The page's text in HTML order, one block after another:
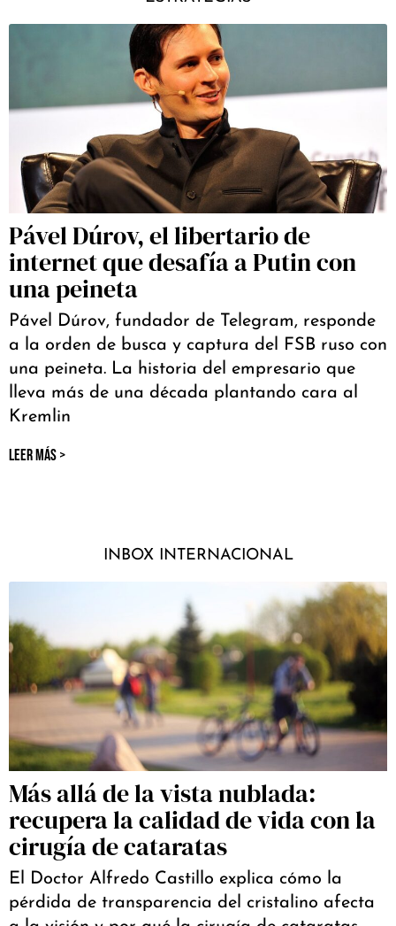
Pável Dúrov, el libertario de
internet que desafía a Putin con
una peineta
Pável Dúrov, fundador de Telegram, responde
a la orden de busca y captura del FSB ruso con
una peineta. La historia del empresario que
lleva más de una década plantando cara al
Kremlin
LEER MÁS >
INBOX INTERNACIONAL
Más allá de la vista nublada:
recupera la calidad de vida con la
cirugía de cataratas
El Doctor Alfredo Castillo explica cómo la
pérdida de transparencia del cristalino afecta